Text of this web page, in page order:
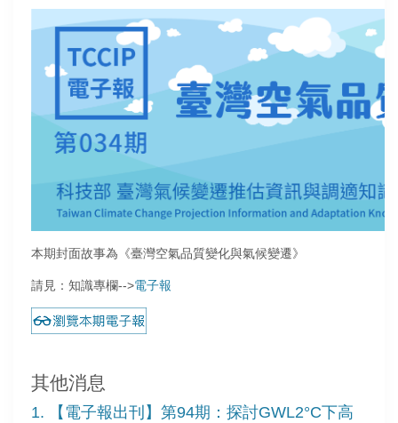
本期封面故事為《臺灣空氣品質變化與氣候變遷》
請見：知識專欄-->電子報
其他消息
1. 【電子報出刊】第94期：探討GWL2°C下高